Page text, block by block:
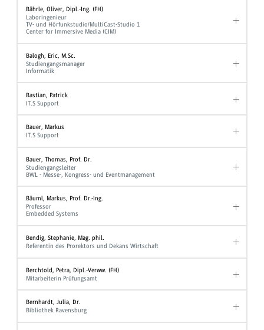
Bährle, Oliver, Dipl.-Ing. (FH)
Laboringenieur
TV- und Hörfunkstudio/MultiCast-Studio 1
Center for Immersive Media (CIM)
Balogh, Eric, M.Sc.
Studiengangsmanager
Informatik
Bastian, Patrick
IT.S Support
Bauer, Markus
IT.S Support
Bauer, Thomas, Prof. Dr.
Studiengangsleiter
BWL - Messe-, Kongress- und Eventmanagement
Bäuml, Markus, Prof. Dr.-Ing.
Professor
Embedded Systems
Bendig, Stephanie, Mag. phil.
Referentin des Prorektors und Dekans Wirtschaft
Berchtold, Petra, Dipl.-Verww. (FH)
Mitarbeiterin Prüfungsamt
Bernhardt, Julia, Dr.
Bibliothek Ravensburg